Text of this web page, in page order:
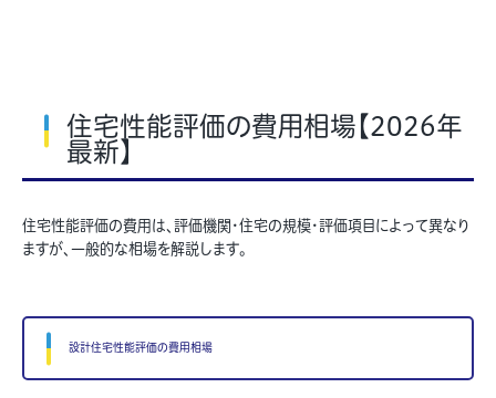
住宅性能評価の費用相場【2026年
最新】
住宅性能評価の費用は、評価機関・住宅の規模・評価項目によって異なり
ますが、一般的な相場を解説します。
設計住宅性能評価の費用相場